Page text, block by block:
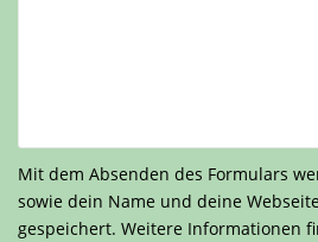
Mit dem Absenden des Formulars
sowie dein Name und deine
gespeichert. Weitere Informationen